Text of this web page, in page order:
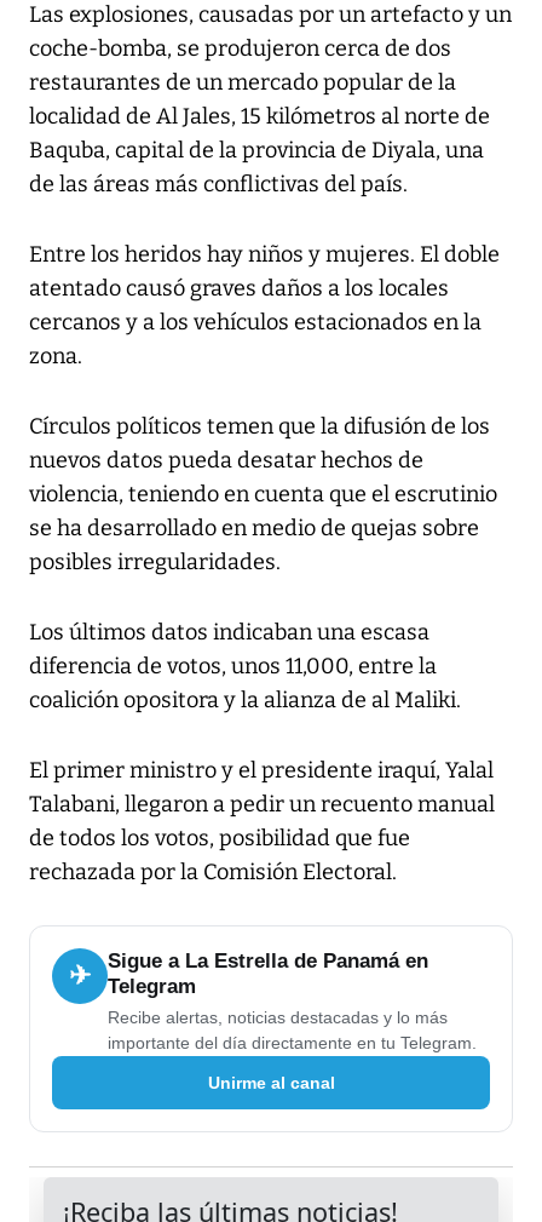
Las explosiones, causadas por un artefacto y un
coche-bomba, se produjeron cerca de dos
restaurantes de un mercado popular de la
localidad de Al Jales, 15 kilómetros al norte de
Baquba, capital de la provincia de Diyala, una
de las áreas más conflictivas del país.
Entre los heridos hay niños y mujeres. El doble
atentado causó graves daños a los locales
cercanos y a los vehículos estacionados en la
zona.
Círculos políticos temen que la difusión de los
nuevos datos pueda desatar hechos de
violencia, teniendo en cuenta que el escrutinio
se ha desarrollado en medio de quejas sobre
posibles irregularidades.
Los últimos datos indicaban una escasa
diferencia de votos, unos 11,000, entre la
coalición opositora y la alianza de al Maliki.
El primer ministro y el presidente iraquí, Yalal
Talabani, llegaron a pedir un recuento manual
de todos los votos, posibilidad que fue
rechazada por la Comisión Electoral.
✈
Sigue a La Estrella de Panamá en
Telegram
Recibe alertas, noticias destacadas y lo más
importante del día directamente en tu Telegram.
Unirme al canal